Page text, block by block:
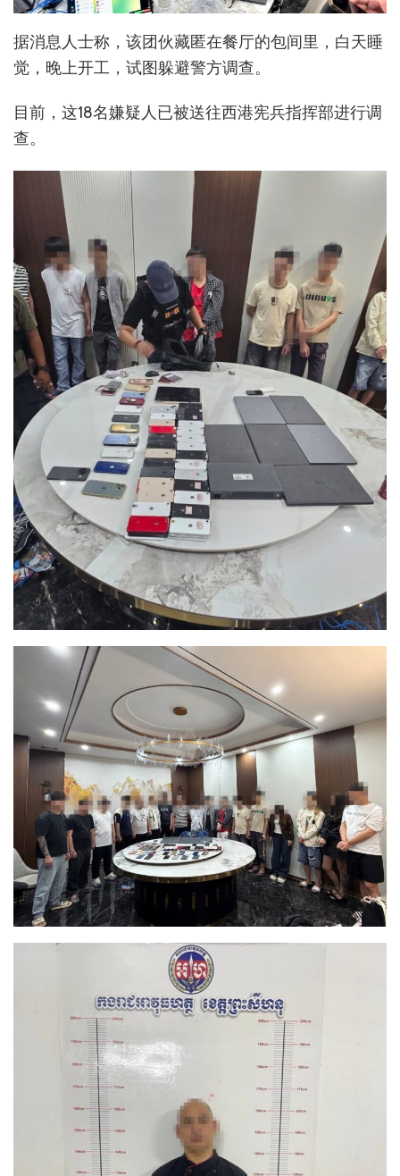
据消息人士称，该团伙藏匿在餐厅的包间里，白天睡
觉，晚上开工，试图躲避警方调查。
目前，这18名嫌疑人已被送往西港宪兵指挥部进行调
查。